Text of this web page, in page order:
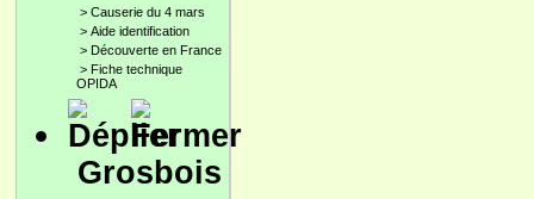
> Causerie du 4 mars
> Aide identification
> Découverte en France
> Fiche technique
OPIDA
Grosbois